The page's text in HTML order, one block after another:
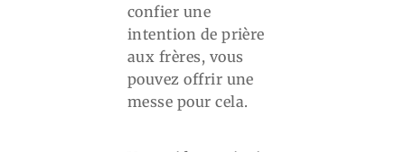
confier une
intention de prière
aux frères, vous
pouvez offrir une
messe pour cela.